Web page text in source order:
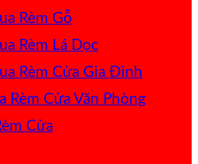
Rèm Gỗ
Rèm Lá Dọc
Rèm Cửa Gia Đình
Rèm Cửa Văn Phòng
Cửa